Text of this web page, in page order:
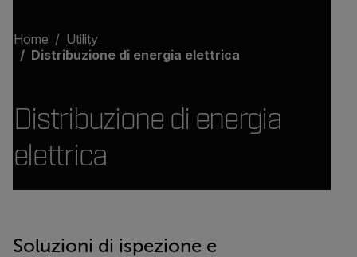
Home
Utility
Distribuzione di energia elettrica
Distribuzione di energia
elettrica
Soluzioni di ispezione e